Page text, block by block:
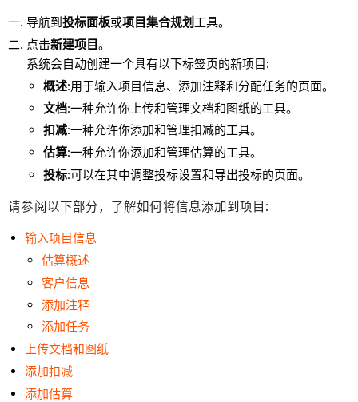
导航到 投标面板或项目集合规划 工具。
点击新建项目。
系统会自动创建一个具有以下标签页的新项目:
概述:用于输入项目信息、添加注释和分配任务的页面。
文档:一种允许你上传和管理文档和图纸的工具。
扣减:一种允许你添加和管理扣减的工具。
估算:一种允许你添加和管理估算的工具。
投标:可以在其中调整投标设置和导出投标的页面。
请参阅以下部分，了解如何将信息添加到项目:
输入项目信息
估算概述
客户信息
添加注释
添加任务
上传文档和图纸
添加扣减
添加估算